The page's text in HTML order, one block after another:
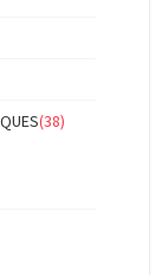
(38)